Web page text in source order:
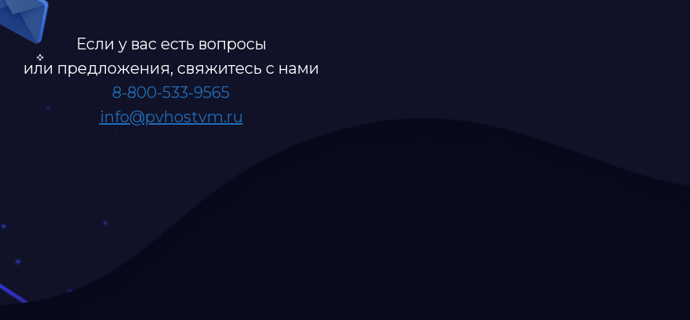
Если у вас есть вопросы
или предложения, свяжитесь с нами
8-800-533-9565
info@pvhostvm.ru